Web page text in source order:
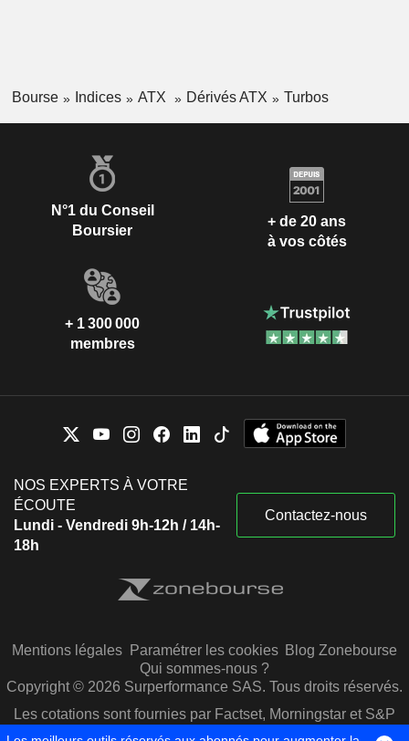
Bourse Indices ATX Dérivés ATX Turbos
N°1 du Conseil
Boursier
+ de 20 ans
à vos côtés
+ 1 300 000
membres
NOS EXPERTS À VOTRE
ÉCOUTE
Lundi - Vendredi 9h-12h / 14h-
18h
Contactez-nous
Mentions légales Paramétrer les cookies Blog Zonebourse
Qui sommes-nous ?
Copyright © 2026 Surperformance SAS. Tous droits réservés.
Les cotations sont fournies par Factset, Morningstar et S&P
Capital IQ